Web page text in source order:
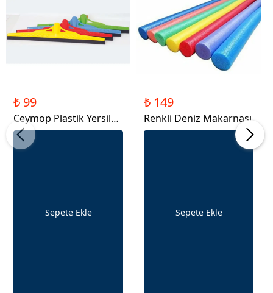
₺ 99
Ceymop Plastik Yersil
55 Cm
Sepete Ekle
₺ 149
Renkli Deniz Makarnası
Sepete Ekle